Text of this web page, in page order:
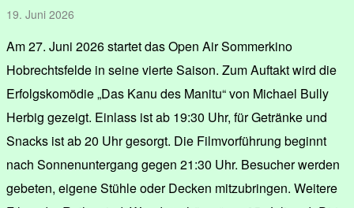
19. Juni 2026
Am 27. Juni 2026 startet das Open Air Sommerkino
Hobrechtsfelde in seine vierte Saison. Zum Auftakt wird die
Erfolgskomödie „Das Kanu des Manitu“ von Michael Bully
Herbig gezeigt. Einlass ist ab 19:30 Uhr, für Getränke und
Snacks ist ab 20 Uhr gesorgt. Die Filmvorführung beginnt
nach Sonnenuntergang gegen 21:30 Uhr. Besucher werden
gebeten, eigene Stühle oder Decken mitzubringen. Weitere